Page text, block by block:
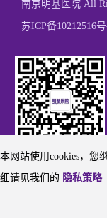
南京明基医院 All
苏ICP备10212516
欢迎关注我们
本网站使用cookies，您
细请见我们的 隐私策略